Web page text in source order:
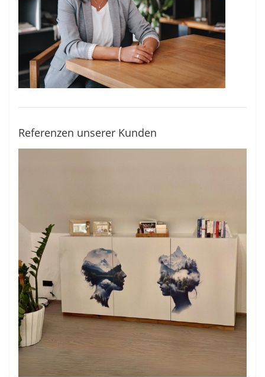
Referenzen unserer Kunden